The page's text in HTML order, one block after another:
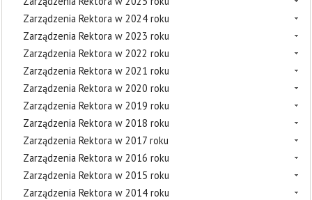
Zarządzenia Rektora w 2024 roku
Zarządzenia Rektora w 2023 roku
Zarządzenia Rektora w 2022 roku
Zarządzenia Rektora w 2021 roku
Zarządzenia Rektora w 2020 roku
Zarządzenia Rektora w 2019 roku
Zarządzenia Rektora w 2018 roku
Zarządzenia Rektora w 2017 roku
Zarządzenia Rektora w 2016 roku
Zarządzenia Rektora w 2015 roku
Zarządzenia Rektora w 2014 roku